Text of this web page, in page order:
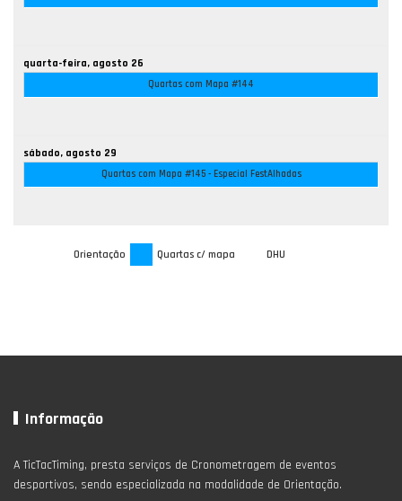
quarta-feira, agosto 26
Quartas com Mapa #144
sábado, agosto 29
Quartas com Mapa #145 - Especial FestAlhadas
Orientação Quartas c/ mapa DHU
Informação
A TicTacTiming, presta serviços de Cronometragem de eventos
desportivos, sendo especializada na modalidade de Orientação.